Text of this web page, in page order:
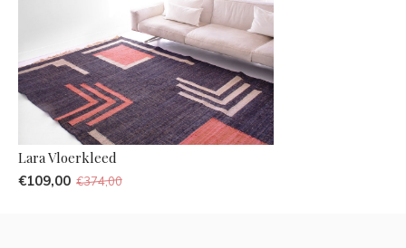
Lara Vloerkleed
€109,00 €374,00